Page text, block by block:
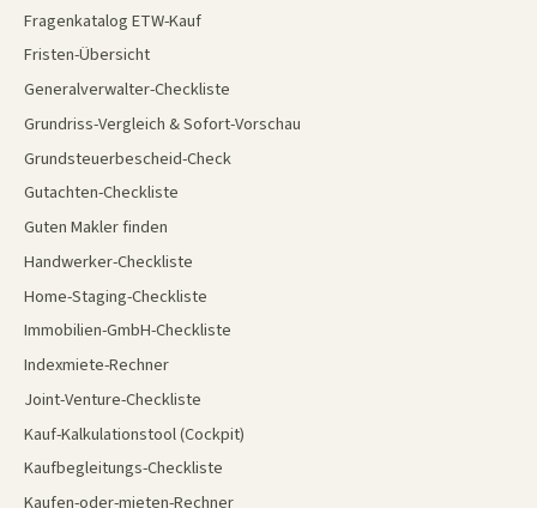
Fragenkatalog ETW-Kauf
Fristen-Übersicht
Generalverwalter-Checkliste
Grundriss-Vergleich & Sofort-Vorschau
Grundsteuerbescheid-Check
Gutachten-Checkliste
Guten Makler finden
Handwerker-Checkliste
Home-Staging-Checkliste
Immobilien-GmbH-Checkliste
Indexmiete-Rechner
Joint-Venture-Checkliste
Kauf-Kalkulationstool (Cockpit)
Kaufbegleitungs-Checkliste
Kaufen-oder-mieten-Rechner